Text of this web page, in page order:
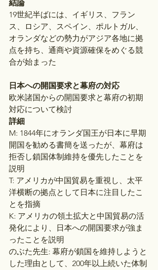
結論
19世紀半ばには、イギリス、フラン
ス、ロシア、スペイン、ポルトガル、
オランダなどの勢力がアジア各地に拠
点を持ち、通商や資源確保をめぐる競
合が始まった
日本への開国要求と幕府の対応
欧米諸国からの開国要求と幕府の初期
対応について検討
詳細
M: 1844年にオランダ国王が日本に早期
開国を勧める書簡を送ったが、幕府は
拒否し鎖国体制維持を優先したことを
説明
T: アメリカが中国貿易を重視し、太平
洋横断の拠点として日本に注目したこ
とを指摘
K: アメリカの領土拡大と中国貿易の活
発化により、日本への開国要求が強ま
ったことを説明
のぶた先生: 幕府が鎖国を維持しようと
した理由として、200年以上続いた体制